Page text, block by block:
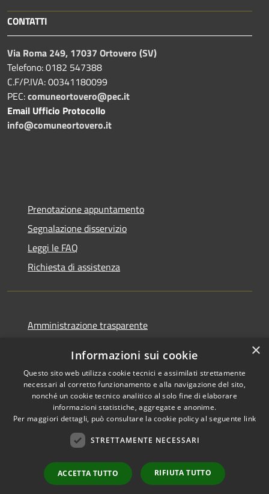
CONTATTI
Via Roma 249, 17037 Ortovero (SV)
Telefono: 0182 547388
C.F/P.IVA: 00341180099
PEC:comuneortovero@pec.it
Email Ufficio Protocollo
info@comuneortovero.it
Prenotazione appuntamento
Segnalazione disservizio
Leggi le FAQ
Richiesta di assistenza
Amministrazione trasparente
Dichiarazione di accessibilità
Copyright © 2026 • Comune di
Municipium•
Accesso
redazione
×
Informazioni sui cookie
Questo sito web utilizza cookie tecnici e assimilati strettamente
necessari al corretto funzionamento e alla navigazione del sito,
nonché un cookie tecnico analitico al solo fine di elaborare
informazioni statistiche, aggregate e anonime.
Per maggiori dettagli, può consultare la cookie policy al seguente link
STRETTAMENTE NECESSARI
ACCETTA TUTTO RIFIUTA TUTTO